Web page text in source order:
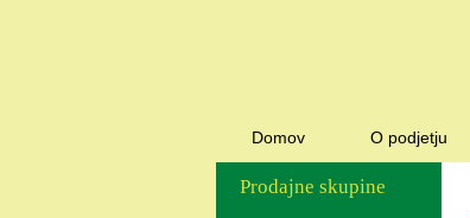
Domov O podjetju
Prodajne skupine